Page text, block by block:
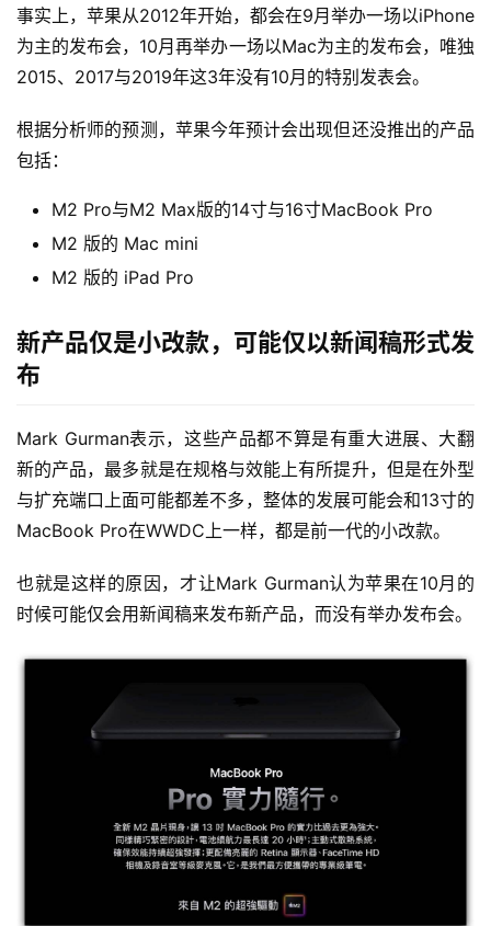
事实上，苹果从2012年开始，都会在9月举办一场以iPhone
为主的发布会，10月再举办一场以Mac为主的发布会，唯独
2015、2017与2019年这3年没有10月的特别发表会。
根据分析师的预测，苹果今年预计会出现但还没推出的产品
包括：
M2 Pro与M2 Max版的14寸与16寸MacBook Pro
M2 版的 Mac mini
M2 版的 iPad Pro
新产品仅是小改款，可能仅以新闻稿形式发
布
Mark Gurman表示，这些产品都不算是有重大进展、大翻
新的产品，最多就是在规格与效能上有所提升，但是在外型
与扩充端口上面可能都差不多，整体的发展可能会和13寸的
MacBook Pro在WWDC上一样，都是前一代的小改款。
也就是这样的原因，才让Mark Gurman认为苹果在10月的
时候可能仅会用新闻稿来发布新产品，而没有举办发布会。